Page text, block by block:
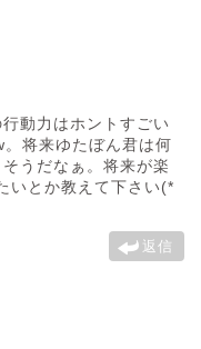
動力はホントすごい
将来ゆたぼん君は何
うだなぁ。将来が楽
いとか教えて下さい(*
返信